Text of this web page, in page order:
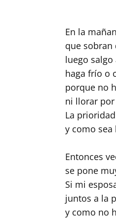
En la
que sobran
luego
haga frío o
porque no
ni llorar
La
y como sea
Entonces
se pone
Si mi
juntos a la
y como no